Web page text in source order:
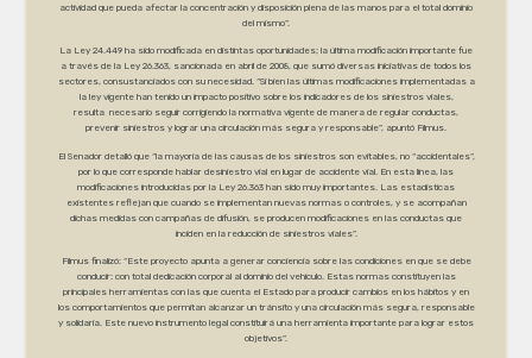
actividad que pueda afectar la concentración y disposición plena de las manos para el total dominio
del mismo”.
La Ley 24.449 ha sido modificada en distintas oportunidades; la última modificación importante fue
a través de la Ley 26.363, sancionada en abril de 2008, que sumó diversas iniciativas de todos los
sectores, consustanciados con su necesidad. “Si bien las últimas modificaciones implementadas a
la ley vigente han tenido un impacto positivo sobre los indicadores de los siniestros viales,
resulta necesario seguir corrigiendo la normativa vigente de manera de regular conductas,
prevenir siniestros y lograr una circulación más segura y responsable”, apuntó Filmus.
El Senador detalló que “la mayoría de las causas de los siniestros son evitables, no “accidentales”,
por lo que corresponde hablar desiniestro vial en lugar de accidente vial. En esta línea, las
modificaciones introducidas por la Ley 26.363 han sido muy importantes. Las estadísticas
existentes reflejan que cuando se implementan nuevas normas o controles, y se acompañan
dichas medidas con campañas de difusión, se producen modificaciones en las conductas que
inciden en la reducción de siniestros viales”.
Filmus finalizó: “Este proyecto apunta a generar conciencia sobre las condiciones en que se debe
conducir: con total dedicación corporal al dominio del vehículo. Estas normas constituyen las
principales herramientas con las que cuenta el Estado para producir cambios en los hábitos y en
los comportamientos que permitan alcanzar un tránsito y una circulación más segura, responsable
y solidaria. Este nuevo instrumento legal constituirá una herramienta importante para lograr estos
objetivos”.